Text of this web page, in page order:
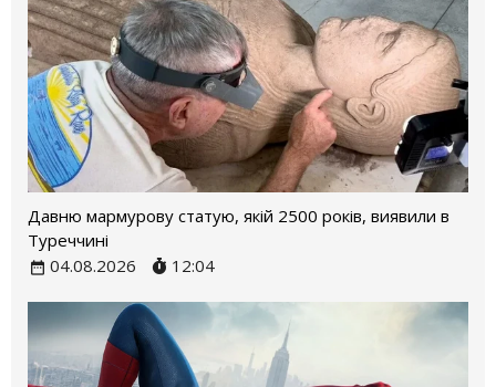
Давню мармурову статую, якій 2500 років, виявили в
Туреччині
04.08.2026
12:04